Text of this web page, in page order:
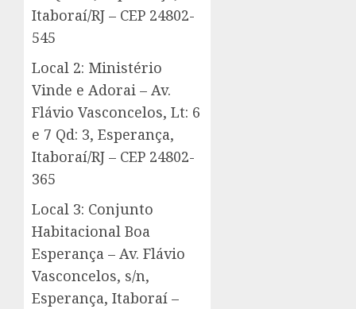
Itaboraí/RJ – CEP 24802-
545
Local 2: Ministério
Vinde e Adorai – Av.
Flávio Vasconcelos, Lt: 6
e 7 Qd: 3, Esperança,
Itaboraí/RJ – CEP 24802-
365
Local 3: Conjunto
Habitacional Boa
Esperança – Av. Flávio
Vasconcelos, s/n,
Esperança, Itaboraí –